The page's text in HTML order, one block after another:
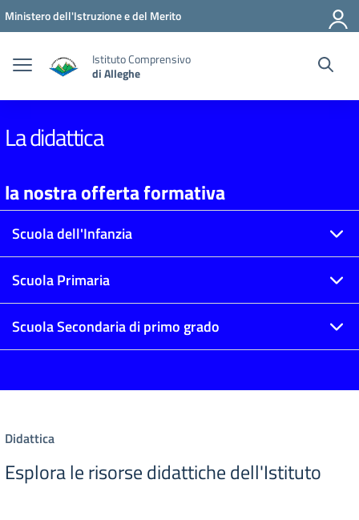
Vai ai contenuti
Vai al menu di navigazione
Vai al footer
Ministero dell'Istruzione e del Merito
Istituto Comprensivo
di Alleghe
La didattica
la nostra offerta formativa
Scuola dell'Infanzia
Scuola Primaria
Scuola Secondaria di primo grado
Didattica
Esplora le risorse didattiche dell'Istituto